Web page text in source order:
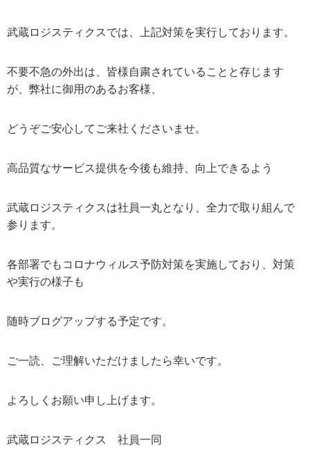
武蔵ロジスティクスでは、上記対策を実行しております。
不要不急の外出は、皆様自粛されていることと存じます
が、弊社に御用のあるお客様、
どうぞご安心してご来社くださいませ。
高品質なサービス提供を今後も維持、向上できるよう
武蔵ロジスティクスは社員一丸となり、全力で取り組んで
参ります。
各部署でもコロナウィルス予防対策を実施しており、対策
や実行の様子も
随時ブログアップする予定です。
ご一読、ご理解いただけましたら幸いです。
よろしくお願い申し上げます。
武蔵ロジスティクス 社員一同